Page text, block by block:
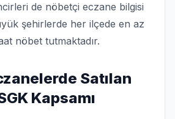
de nöbetçi eczane bilgisi
şehirlerde her ilçede en az
nöbet tutmaktadır.
Satılan
Kapsamı